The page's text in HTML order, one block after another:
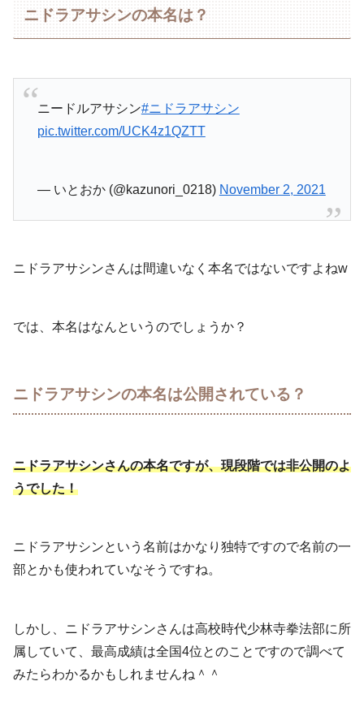
ニドラアサシンの本名は？
ニードルアサシン#ニドラアサシン
pic.twitter.com/UCK4z1QZTT
— いとおか (@kazunori_0218) November 2, 2021
ニドラアサシンさんは間違いなく本名ではないですよねw
では、本名はなんというのでしょうか？
ニドラアサシンの本名は公開されている？
ニドラアサシンさんの本名ですが、現段階では非公開のよ
うでした！
ニドラアサシンという名前はかなり独特ですので名前の一
部とかも使われていなそうですね。
しかし、ニドラアサシンさんは高校時代少林寺拳法部に所
属していて、最高成績は全国4位とのことですので調べて
みたらわかるかもしれませんね＾＾